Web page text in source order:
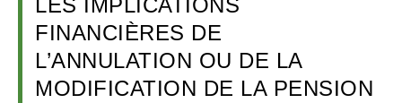
LES IMPLICATIONS
FINANCIÈRES DE
L’ANNULATION OU DE LA
MODIFICATION DE LA PENSION